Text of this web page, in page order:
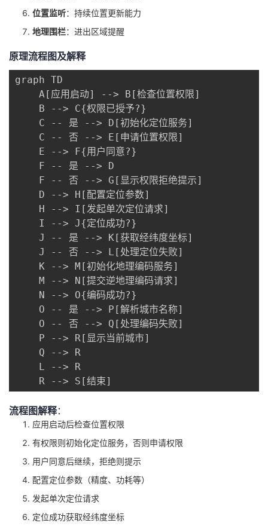
位置监听：持续位置更新能力
地理围栏：进出区域提醒
原理流程图及解释
graph TD
    A[应用启动] --> B[检查位置权限]
    B --> C{权限已授予?}
    C -- 是 --> D[初始化定位服务]
    C -- 否 --> E[申请位置权限]
    E --> F{用户同意?}
    F -- 是 --> D
    F -- 否 --> G[显示权限拒绝提示]
    D --> H[配置定位参数]
    H --> I[发起单次定位请求]
    I --> J{定位成功?}
    J -- 是 --> K[获取经纬度坐标]
    J -- 否 --> L[处理定位失败]
    K --> M[初始化地理编码服务]
    M --> N[提交逆地理编码请求]
    N --> O{编码成功?}
    O -- 是 --> P[解析城市名称]
    O -- 否 --> Q[处理编码失败]
    P --> R[显示当前城市]
    Q --> R
    L --> R
    R --> S[结束]
流程图解释：
应用启动后检查位置权限
有权限则初始化定位服务，否则申请权限
用户同意后继续，拒绝则提示
配置定位参数（精度、功耗等）
发起单次定位请求
定位成功获取经纬度坐标